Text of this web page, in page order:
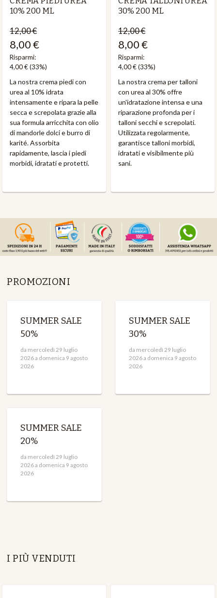
10% 200 ML
12,00 €
8,00 €
Risparmi:
4,00 €(33%)
La nostra crema piedi con
urea al 10% idrata
intensamente e ripara la pelle
secca e screpolata grazie alla
sua formula arricchita con olio
di mandorle dolci e burro di
karité. Assorbita
rapidamente, lascia i piedi
morbidi, idratati e protetti.
30% 200 ML
12,00 €
8,00 €
Risparmi:
4,00 €(33%)
La nostra crema per talloni
con urea al 30% offre
un'idratazione intensa e una
riparazione profonda per i
talloni secchi e screpolati.
Utilizzata regolarmente,
garantisce talloni morbidi,
idratati e visibilmente più
sani.
PROMOZIONI
SUMMER SALE
50%
da mercoledì 29 luglio
2026 a domenica 9 agosto
2026
SUMMER SALE
30%
da mercoledì 29 luglio
2026 a domenica 9 agosto
2026
SUMMER SALE
20%
da mercoledì 29 luglio
2026 a domenica 9 agosto
2026
I PIÙ VENDUTI